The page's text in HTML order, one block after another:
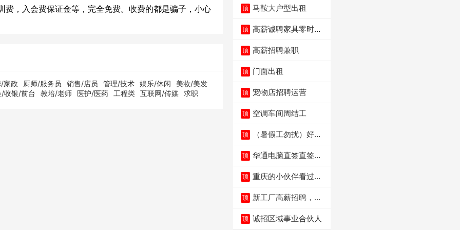
费，入会费保证金等，完全免费。收费的都是骗子，小心
家政 厨师/服务员 销售/店员 管理/技术 娱乐/休闲
美妆/美发
/收银/前台
教培/老师 医护/医药 工程类 互联网/传媒 求职
顶 马鞍大户型出租
顶 高薪诚聘家具零时促
顶 高薪招聘兼职
顶 门面出租
顶 宠物店招聘运营
顶 空调车间周结工
顶
（暑假工勿扰）好想
顶 华通电脑直签直签直
顶 重庆的小伙伴看过
本
顶 新工厂高薪招聘，普
顶 诚招区域事业合伙人